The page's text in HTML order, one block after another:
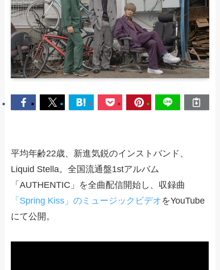
平均年齢22歳、新進気鋭のインストバンド、
Liquid Stella。全国流通盤1stアルバム
「AUTHENTIC」を全曲配信開始し、収録曲
「Spring Kiss」の ミュージックビデオ をYouTube
にて公開。